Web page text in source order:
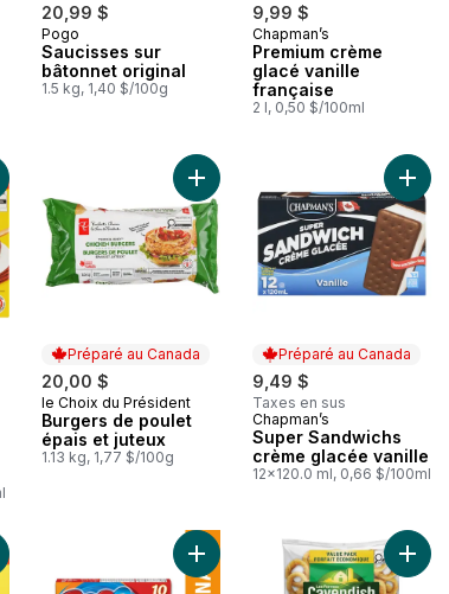
20,99 $
Préparé au Canada
Pogo
Saucisses sur
bâtonnet original
1.5 kg, 1,40 $/100g
9,99 $
Préparé au Canada
Chapman’s
Premium crème
glacé vanille
française
2 l, 0,50 $/100ml
Barres de lait glacé au fudge, format club au panier
Préparé au Canada
20,00 $
Préparé au Canada
le Choix du Président
Burgers de poulet
épais et juteux
1.13 kg, 1,77 $/100g
Ajouter Burgers de poulet
Préparé au Canada
9,49 $
Taxes en sus
Préparé au Canada
Chapman’s
Super Sandwichs
crème glacée vanille
12x120.0 ml, 0,66 $/100ml
mozzarella au panier
Lasagne à la viande au panierAjouter Saucisses sur bâtonnet